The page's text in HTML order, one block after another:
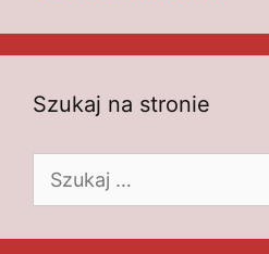
Szukaj na stronie